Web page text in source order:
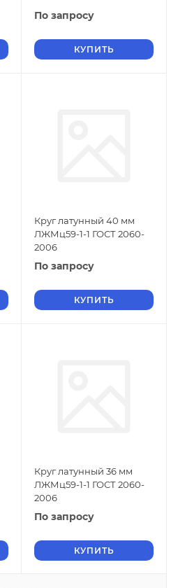
По запросу
КУПИТЬ
Круг латунный 40 мм
ЛЖМц59-1-1 ГОСТ 2060-
2006
По запросу
КУПИТЬ
Круг латунный 36 мм
ЛЖМц59-1-1 ГОСТ 2060-
2006
По запросу
КУПИТЬ